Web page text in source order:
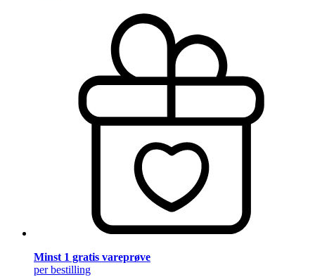
Minst 1 gratis vareprøve
per bestilling